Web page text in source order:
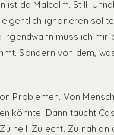
ist da Malcolm. Still.
ignorieren
irgendwann muss ich
Sondern von dem,
Problemen. Von
könnte. Dann taucht
hell. Zu echt. Zu nah